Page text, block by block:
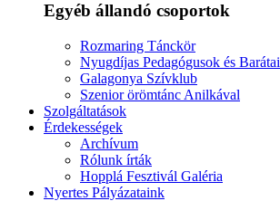
Egyéb állandó csoportok
Rozmaring Tánckör
Nyugdíjas Pedagógusok és
Galagonya Szívklub
Szenior örömtánc Anilkával
Szolgáltatások
Érdekességek
Archívum
Rólunk írták
Hopplá Fesztivál Galéria
Nyertes Pályázataink